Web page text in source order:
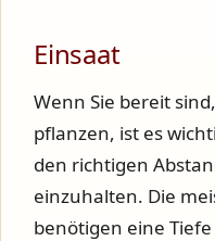
Einsaat
Wenn Sie bereit
pflanzen, ist es
den richtigen
einzuhalten. Die
benötigen eine